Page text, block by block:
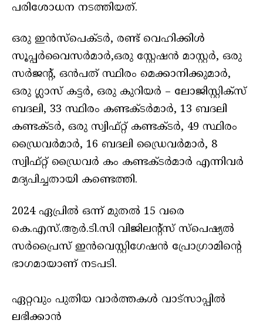
പരിശോധന നടത്തിയത്.
ഒരു ഇൻസ്പെക്ടർ, രണ്ട് വെഹിക്കിൾ
സൂപ്പർവൈസർമാർ,ഒരു സ്റ്റേഷൻ മാസ്റ്റർ, ഒരു
സർജന്റ്, ഒൻപത് സ്ഥിരം മെക്കാനിക്കുമാർ,
ഒരു ഗ്ലാസ് കട്ടർ, ഒരു കുറിയർ – ലോജിസ്റ്റിക്സ്
ബദലി, 33 സ്ഥിരം കണ്ടക്ടർമാർ, 13 ബദലി
കണ്ടക്ടർ, ഒരു സ്വിഫ്റ്റ് കണ്ടക്ടർ, 49 സ്ഥിരം
ഡ്രൈവർമാർ, 16 ബദലി ഡ്രൈവർമാർ, 8
സ്വിഫ്റ്റ് ഡ്രൈവർ കം കണ്ടക്ടർമാർ എന്നിവർ
മദ്യപിച്ചതായി കണ്ടെത്തി.
2024 ഏപ്രിൽ ഒന്ന് മുതൽ 15 വരെ
കെ.എസ്.ആര്‍.ടി.സി വിജിലന്റ്സ് സ്‌പെഷ്യല്‍
സർപ്രൈസ് ഇന്‍വെസ്റ്റിഗേഷന്‍ പ്രോ​ഗ്രാമിന്റെ
ഭാ​ഗമായാണ് നടപടി.
ഏറ്റവും പുതിയ വാർത്തകൾ വാട്സാപ്പിൽ
ലഭിക്കാൻ